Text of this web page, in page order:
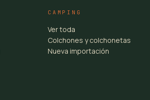
CAMPING
Ver toda
Colchones y colchonetas
Nueva importación